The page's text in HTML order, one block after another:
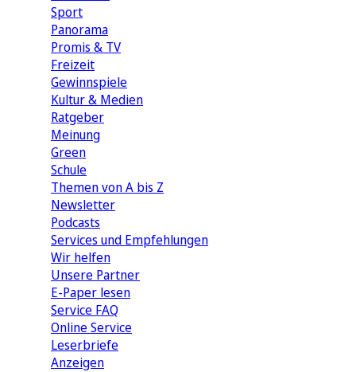
Sport
Panorama
Promis & TV
Freizeit
Gewinnspiele
Kultur & Medien
Ratgeber
Meinung
Green
Schule
Themen von A bis Z
Newsletter
Podcasts
Services und Empfehlungen
Wir helfen
Unsere Partner
E-Paper lesen
Service FAQ
Online Service
Leserbriefe
Anzeigen